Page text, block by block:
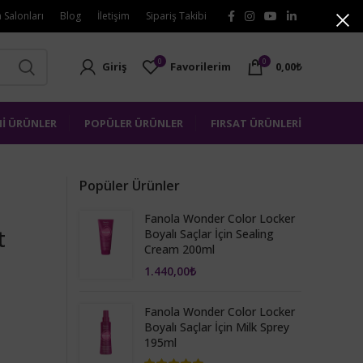
Salonları Blog İletişim Sipariş Takibi
Giriş 0 Favorilerim 0 0,00₺
ÜRÜNLER POPÜLER ÜRÜNLER FIRSAT ÜRÜNLERİ
Popüler Ürünler
Fanola Wonder Color Locker
Boyalı Saçlar İçin Sealing
Cream 200ml
1.440,00₺
Fanola Wonder Color Locker
Boyalı Saçlar İçin Milk Sprey
195ml